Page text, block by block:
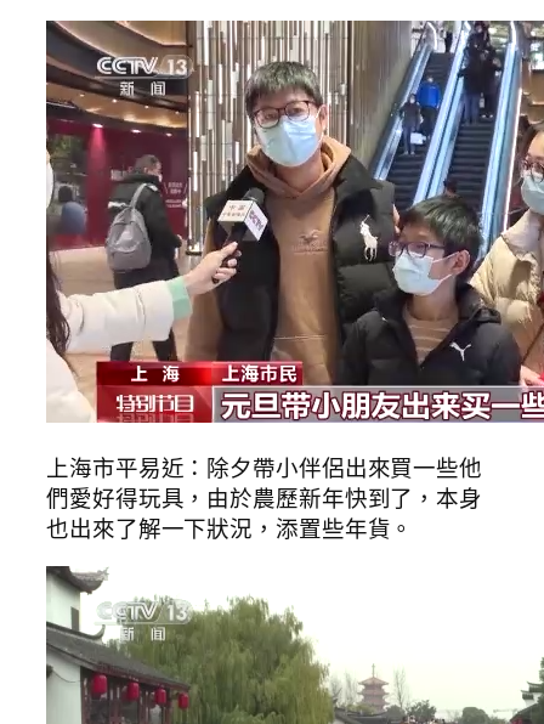
上海市平易近：除夕帶小伴侶出來買一些他
們愛好得玩具，由於農歷新年快到了，本身
也出來了解一下狀況，添置些年貨。